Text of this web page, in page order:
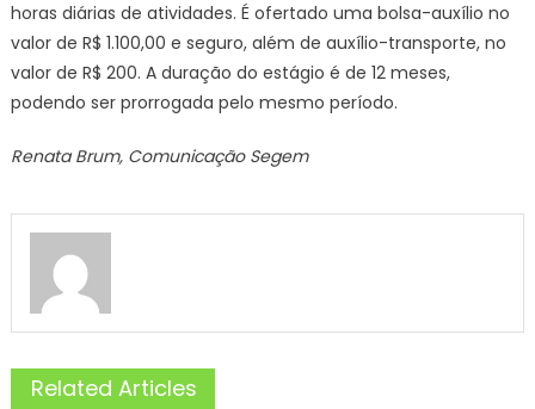
horas diárias de atividades. É ofertado uma bolsa-auxílio no
valor de R$ 1.100,00 e seguro, além de auxílio-transporte, no
valor de R$ 200. A duração do estágio é de 12 meses,
podendo ser prorrogada pelo mesmo período.
Renata Brum, Comunicação Segem
Related Articles